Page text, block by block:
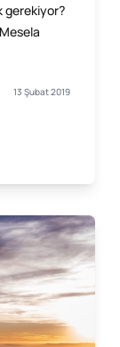
gerekiyor?
13 Şubat 2019